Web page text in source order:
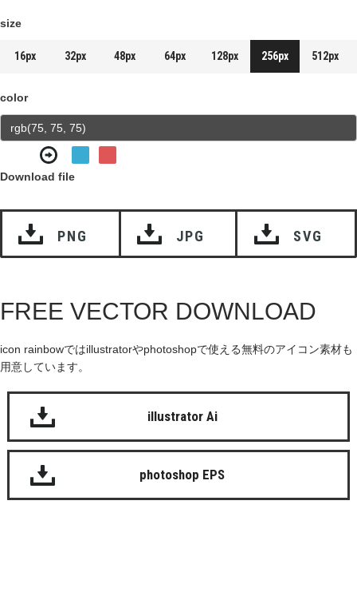
size
16px 32px 48px 64px 128px 256px 512px
color
Download file
PNG JPG SVG
FREE VECTOR DOWNLOAD
icon rainbowではillustratorやphotoshopで使える無料のアイコン素材も
用意しています。
illustrator Ai
photoshop EPS